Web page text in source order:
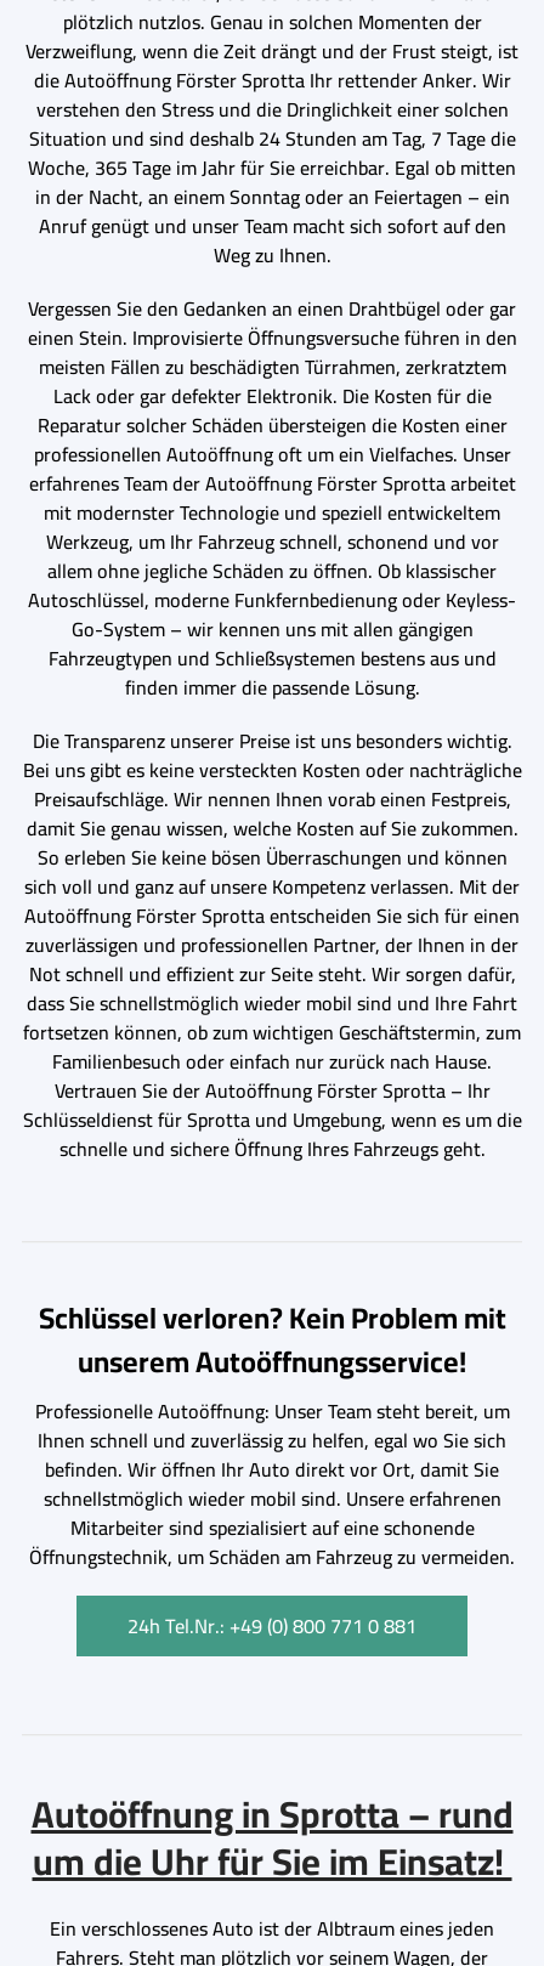
plötzlich nutzlos. Genau in solchen Momenten der
Verzweiflung, wenn die Zeit drängt und der Frust steigt, ist
die Autoöffnung Förster Sprotta Ihr rettender Anker. Wir
verstehen den Stress und die Dringlichkeit einer solchen
Situation und sind deshalb 24 Stunden am Tag, 7 Tage die
Woche, 365 Tage im Jahr für Sie erreichbar. Egal ob mitten
in der Nacht, an einem Sonntag oder an Feiertagen – ein
Anruf genügt und unser Team macht sich sofort auf den
Weg zu Ihnen.
Vergessen Sie den Gedanken an einen Drahtbügel oder gar
einen Stein. Improvisierte Öffnungsversuche führen in den
meisten Fällen zu beschädigten Türrahmen, zerkratztem
Lack oder gar defekter Elektronik. Die Kosten für die
Reparatur solcher Schäden übersteigen die Kosten einer
professionellen Autoöffnung oft um ein Vielfaches. Unser
erfahrenes Team der Autoöffnung Förster Sprotta arbeitet
mit modernster Technologie und speziell entwickeltem
Werkzeug, um Ihr Fahrzeug schnell, schonend und vor
allem ohne jegliche Schäden zu öffnen. Ob klassischer
Autoschlüssel, moderne Funkfernbedienung oder Keyless-
Go-System – wir kennen uns mit allen gängigen
Fahrzeugtypen und Schließsystemen bestens aus und
finden immer die passende Lösung.
Die Transparenz unserer Preise ist uns besonders wichtig.
Bei uns gibt es keine versteckten Kosten oder nachträgliche
Preisaufschläge. Wir nennen Ihnen vorab einen Festpreis,
damit Sie genau wissen, welche Kosten auf Sie zukommen.
So erleben Sie keine bösen Überraschungen und können
sich voll und ganz auf unsere Kompetenz verlassen. Mit der
Autoöffnung Förster Sprotta entscheiden Sie sich für einen
zuverlässigen und professionellen Partner, der Ihnen in der
Not schnell und effizient zur Seite steht. Wir sorgen dafür,
dass Sie schnellstmöglich wieder mobil sind und Ihre Fahrt
fortsetzen können, ob zum wichtigen Geschäftstermin, zum
Familienbesuch oder einfach nur zurück nach Hause.
Vertrauen Sie der Autoöffnung Förster Sprotta – Ihr
Schlüsseldienst für Sprotta und Umgebung, wenn es um die
schnelle und sichere Öffnung Ihres Fahrzeugs geht.
Schlüssel verloren? Kein Problem mit
unserem Autoöffnungsservice!
Professionelle Autoöffnung: Unser Team steht bereit, um
Ihnen schnell und zuverlässig zu helfen, egal wo Sie sich
befinden. Wir öffnen Ihr Auto direkt vor Ort, damit Sie
schnellstmöglich wieder mobil sind. Unsere erfahrenen
Mitarbeiter sind spezialisiert auf eine schonende
Öffnungstechnik, um Schäden am Fahrzeug zu vermeiden.
24h Tel.Nr.: +49 (0) 800 771 0 881
Autoöffnung in Sprotta – rund
um die Uhr für Sie im Einsatz!
Ein verschlossenes Auto ist der Albtraum eines jeden
Fahrers. Steht man plötzlich vor seinem Wagen, der